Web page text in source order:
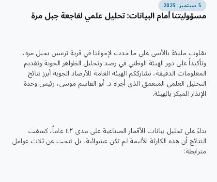
5 سبتمبر، 2025
مسؤوليتنا أمام البيانات: تحليل علمي لفاجعة جبل مرة
بقلوب مليئة بالأسى على ما حدث لإخواننا في قرية ترسين بجبل مرة،
وتأكيداً على دور الهيئة الوطني في رصد وتحليل الظواهر الجوية وتقديم
المعلومات الدقيقة، تشارككم الهيئة العامة للأرصاد الجوية أبرز نتائج
التحليل العلمي المتعمق الذي أجراه د. أبو القاسم موسى، رئيس وحدة
الإنذار المبكر بالهيئة.
بناءً على تحليل بيانات الأقمار الصناعية على مدى ٤٢ عاماً، كشفت
النتائج أن هذه الكارثة الأليمة لم تكن عشوائية، بل نتجت عن ثلاث عوامل
مترابطة: